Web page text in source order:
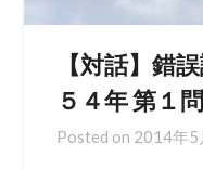
【対話】錯
５４年 第１
Posted on 2014年5